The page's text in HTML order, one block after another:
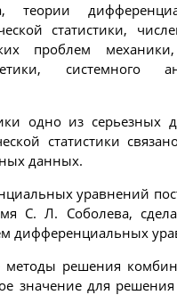
теории
статистики,
проблем
системного
одно из серьезных
статистики
данных.
уравнений
С. Л. Соболева,
дифференциальных
методы решения
значение для